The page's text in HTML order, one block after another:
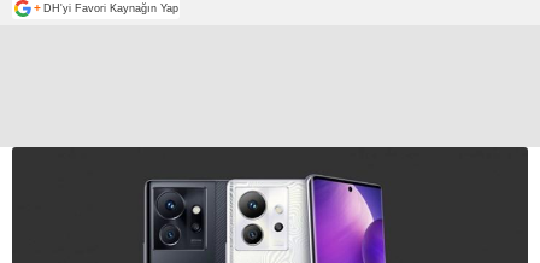
+ DH'yi Favori Kaynağın Yap